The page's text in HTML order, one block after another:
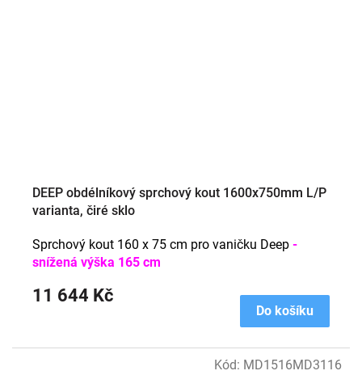
DEEP obdélníkový sprchový kout 1600x750mm L/P
varianta, čiré sklo
11 644 Kč
Do košíku
Sprchový kout 160 x 75 cm pro vaničku Deep -
snížená výška 165 cm
Kód: MD1516MD3116